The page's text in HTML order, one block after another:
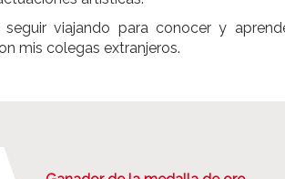
viajando para conocer y
mis colegas extranjeros.